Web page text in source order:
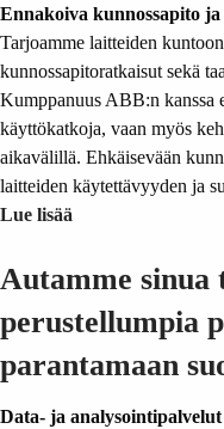
Ennakoiva kunnossapito
Tarjoamme laitteiden
kunnossapitoratkaisut sekä
Kumppanuus ABB:n kanssa
käyttökatkoja, vaan myös
aikavälillä. Ehkäisevään
laitteiden käytettävyyden ja
Lue lisää
Autamme sinua
perustellumpia
parantamaan
Data- ja analysointipalvelut